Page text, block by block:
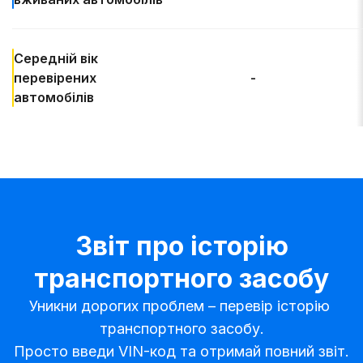
Середній вік
перевірених
автомобілів
-
Звіт про історію
транспортного засобу
Уникни дорогих проблем – перевір історію
транспортного засобу.
Просто введи VIN-код та отримай повний звіт.